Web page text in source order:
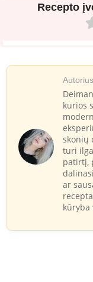
Recepto
kurios
skonių
turi
patirtį,
ar
kūryba